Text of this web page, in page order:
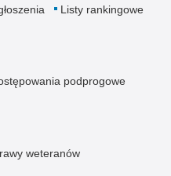
Listy rankingowe
podprogowe
weteranów